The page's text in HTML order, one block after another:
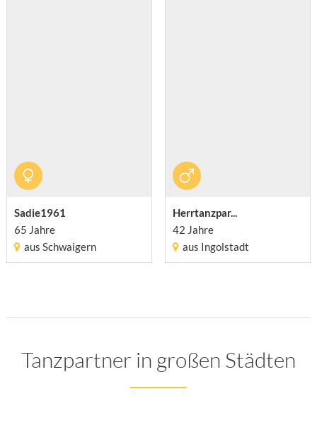
Sadie1961
65 Jahre
aus Schwaigern
Herrtanzpar...
42 Jahre
aus Ingolstadt
Tanzpartner in großen Städten